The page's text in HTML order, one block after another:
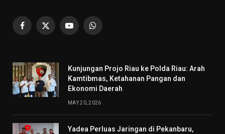
Facebook
X
YouTubeWhatsApp
Kunjungan Projo Riau ke Polda Riau: Arah
Kamtibmas, Ketahanan Pangan dan
Ekonomi Daerah
MAY 20, 2026
Yadea Perluas Jaringan di Pekanbaru,